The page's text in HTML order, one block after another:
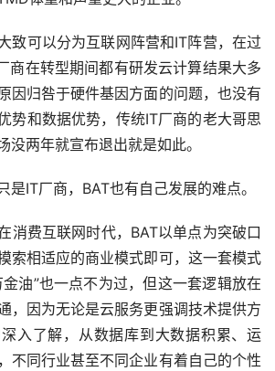
致可以分为互联网阵营和IT阵营，在过
商在转型期间都有研发云计算结果大多
因归咎于硬件基因方面的问题，也没有
势和数据优势，传统IT厂商的老大哥思
没两年就宣布退出就是如此。
是IT厂商，BAT也有自己发展的难点。
消费互联网时代，BAT以单点为突破口
索相适应的商业模式即可，这一套模式
油”也一点不为过，但这一套逻辑放在
，因为无论是云服务更强调技术提供方
入了解，从数据库到大数据积累、运
不同行业甚至不同企业有着自己的个性